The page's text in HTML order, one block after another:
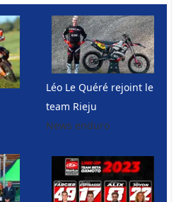
Léo Le Quéré rejoint le
team Rieju
News enduro